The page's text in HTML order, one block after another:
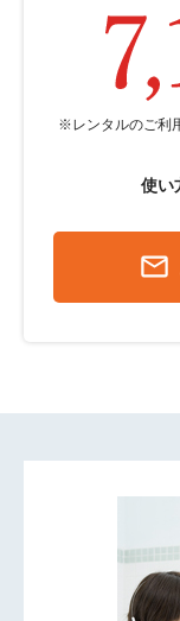
※レンタルのご利
使い
mail_outline